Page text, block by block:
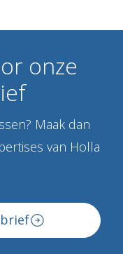
onze
Maak dan
van Holla